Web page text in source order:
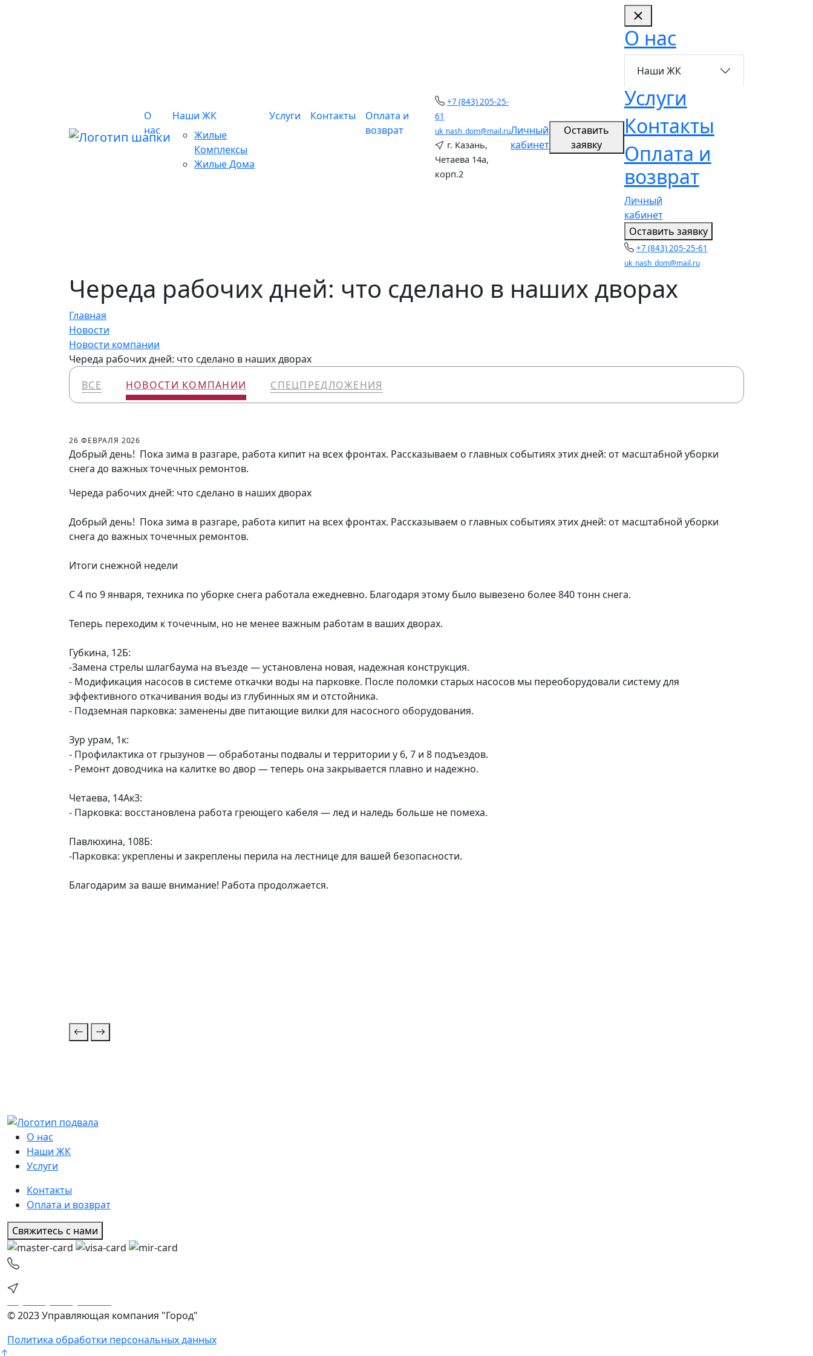
О
нас
Наши ЖК
Жилые
Комплексы
Жилые Дома
Услуги Контакты
Оплата и
возврат
+7 (843) 205-25-
61
uk_nash_dom@mail.ru
г. Казань,
Четаева 14а,
корп.2
Личный
кабинет
Оставить
заявку
О нас
Наши ЖК
Услуги
Контакты
Оплата и
возврат
Личный
кабинет
Оставить заявку
+7 (843) 205-25-61
uk_nash_dom@mail.ru
Череда рабочих дней: что сделано в наших дворах
Главная
Новости
Новости компании
Череда рабочих дней: что сделано в наших дворах
ВСЕ
НОВОСТИ КОМПАНИИ СПЕЦПРЕДЛОЖЕНИЯ
26 ФЕВРАЛЯ 2026
Добрый день! Пока зима в разгаре, работа кипит на всех фронтах. Рассказываем о главных событиях этих дней: от масштабной уборки
снега до важных точечных ремонтов.
Череда рабочих дней: что сделано в наших дворах
Добрый день! Пока зима в разгаре, работа кипит на всех фронтах. Рассказываем о главных событиях этих дней: от масштабной уборки
снега до важных точечных ремонтов.
Итоги снежной недели
С 4 по 9 января, техника по уборке снега работала ежедневно. Благодаря этому было вывезено более 840 тонн снега.
Теперь переходим к точечным, но не менее важным работам в ваших дворах.
Губкина, 12Б:
-Замена стрелы шлагбаума на въезде — установлена новая, надежная конструкция.
- Модификация насосов в системе откачки воды на парковке. После поломки старых насосов мы переоборудовали систему для
эффективного откачивания воды из глубинных ям и отстойника.
- Подземная парковка: заменены две питающие вилки для насосного оборудования.
Зур урам, 1к:
- Профилактика от грызунов — обработаны подвалы и территории у 6, 7 и 8 подъездов.
- Ремонт доводчика на калитке во двор — теперь она закрывается плавно и надежно.
Четаева, 14Ак3:
- Парковка: восстановлена работа греющего кабеля — лед и наледь больше не помеха.
Павлюхина, 108Б:
-Парковка: укреплены и закреплены перила на лестнице для вашей безопасности.
Благодарим за ваше внимание! Работа продолжается.
О нас
Наши ЖК
Услуги
Контакты
Оплата и возврат
Свяжитесь с нами
© 2023 Управляющая компания "Город"
Политика обработки персональных данных